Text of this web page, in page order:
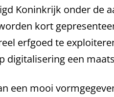
Koninkrijk onder de
kort
erfgoed te
digitalisering een
een mooi